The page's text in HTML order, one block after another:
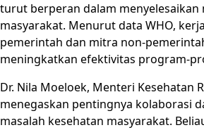
turut berperan dalam menyelesaikan
masyarakat. Menurut data WHO,
pemerintah dan mitra non-
meningkatkan efektivitas program-
Dr. Nila Moeloek, Menteri Kesehatan
menegaskan pentingnya kolaborasi
masalah kesehatan masyarakat.